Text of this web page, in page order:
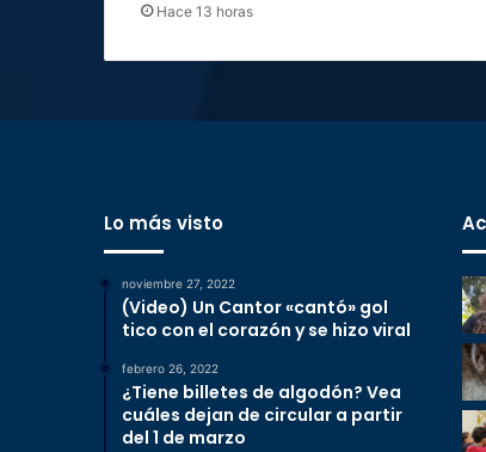
Hace 13 horas
Lo más visto
noviembre 27, 2022
(Video) Un Cantor «cantó» gol
tico con el corazón y se hizo viral
febrero 26, 2022
¿Tiene billetes de algodón? Vea
cuáles dejan de circular a partir
del 1 de marzo